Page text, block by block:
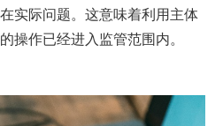
实际问题。这意味着利用主体
操作已经进入监管范围内。